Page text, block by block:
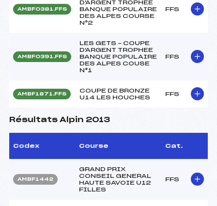
AMBF0381.FFS
D'ARGENT TROPHEE
BANQUE POPULAIRE
DES ALPES COURSE
N°2
FFS
AMBF0391.FFS
LES GETS – COUPE
D'ARGENT TROPHEE
BANQUE POPULAIRE
DES ALPES COUSE
N°1
FFS
AMBF1871.FFS
COUPE DE BRONZE
U14 LES HOUCHES
FFS
Résultats Alpin 2013
Codex Course Cat.
AMBF1442
GRAND PRIX
CONSEIL GENERAL
HAUTE SAVOIE U12
FILLES
FFS